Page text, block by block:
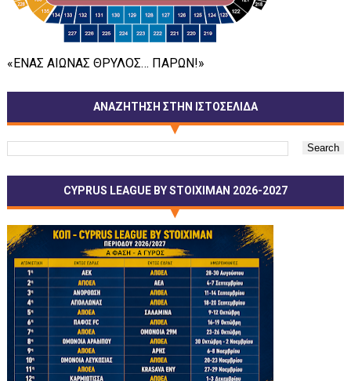
«ΕΝΑΣ ΑΙΩΝΑΣ ΘΡΥΛΟΣ… ΠΑΡΩΝ!»
ΑΝΑΖΗΤΗΣΗ ΣΤΗΝ ΙΣΤΟΣΕΛΙΔΑ
CYPRUS LEAGUE BY STOIXIMAN 2026-2027